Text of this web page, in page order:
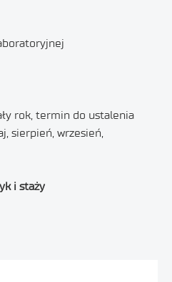
rok, termin do ustalenia
sierpień, wrzesień,
i staży